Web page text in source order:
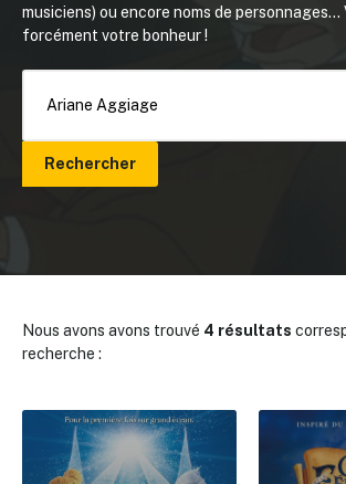
musiciens) ou encore noms de
forcément votre bonheur !
Rechercher
Nous avons avons trouvé 4 résultats
recherche :